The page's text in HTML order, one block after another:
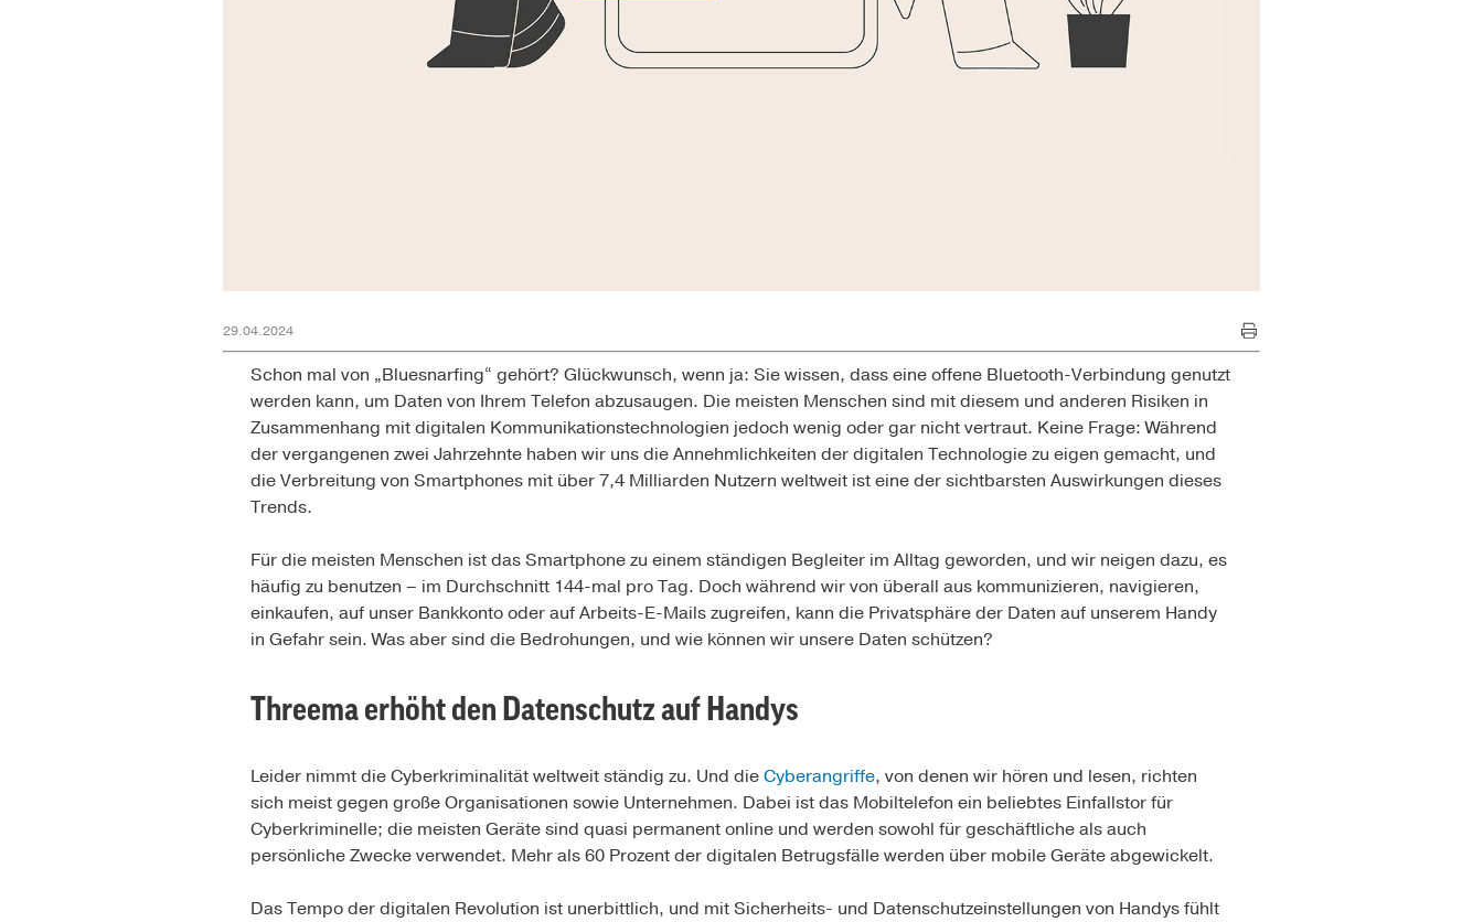
29.04.2024
Schon mal von „Bluesnarfing“ gehört? Glückwunsch, wenn ja: Sie wissen, dass eine offene Bluetooth-Verbindung genutzt
werden kann, um Daten von Ihrem Telefon abzusaugen. Die meisten Menschen sind mit diesem und anderen Risiken in
Zusammenhang mit digitalen Kommunikationstechnologien jedoch wenig oder gar nicht vertraut. Keine Frage: Während
der vergangenen zwei Jahrzehnte haben wir uns die Annehmlichkeiten der digitalen Technologie zu eigen gemacht, und
die Verbreitung von Smartphones mit über 7,4 Milliarden Nutzern weltweit ist eine der sichtbarsten Auswirkungen dieses
Trends.
Für die meisten Menschen ist das Smartphone zu einem ständigen Begleiter im Alltag geworden, und wir neigen dazu, es
häufig zu benutzen – im Durchschnitt 144-mal pro Tag. Doch während wir von überall aus kommunizieren, navigieren,
einkaufen, auf unser Bankkonto oder auf Arbeits-E-Mails zugreifen, kann die Privatsphäre der Daten auf unserem Handy
in Gefahr sein. Was aber sind die Bedrohungen, und wie können wir unsere Daten schützen?
Threema erhöht den Datenschutz auf Handys
Leider nimmt die Cyberkriminalität weltweit ständig zu. Und dieCyberangriffe, von denen wir hören und lesen, richten
sich meist gegen große Organisationen sowie Unternehmen. Dabei ist das Mobiltelefon ein beliebtes Einfallstor für
Cyberkriminelle; die meisten Geräte sind quasi permanent online und werden sowohl für geschäftliche als auch
persönliche Zwecke verwendet. Mehr als 60 Prozent der digitalen Betrugsfälle werden über mobile Geräte abgewickelt.
Das Tempo der digitalen Revolution ist unerbittlich, und mit Sicherheits- und Datenschutzeinstellungen von Handys fühlt